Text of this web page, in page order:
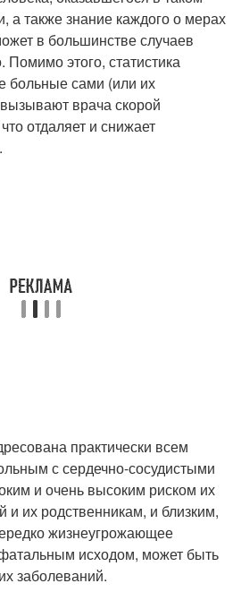
а также знание каждого о мерах
в большинстве случаев
Помимо этого, статистика
больные сами (или их
врача скорой
отдаляет и снижает
практически всем
с сердечно-сосудистыми
и очень высоким риском их
и их родственникам, и близким,
жизнеугрожающее
исходом, может быть
заболеваний.